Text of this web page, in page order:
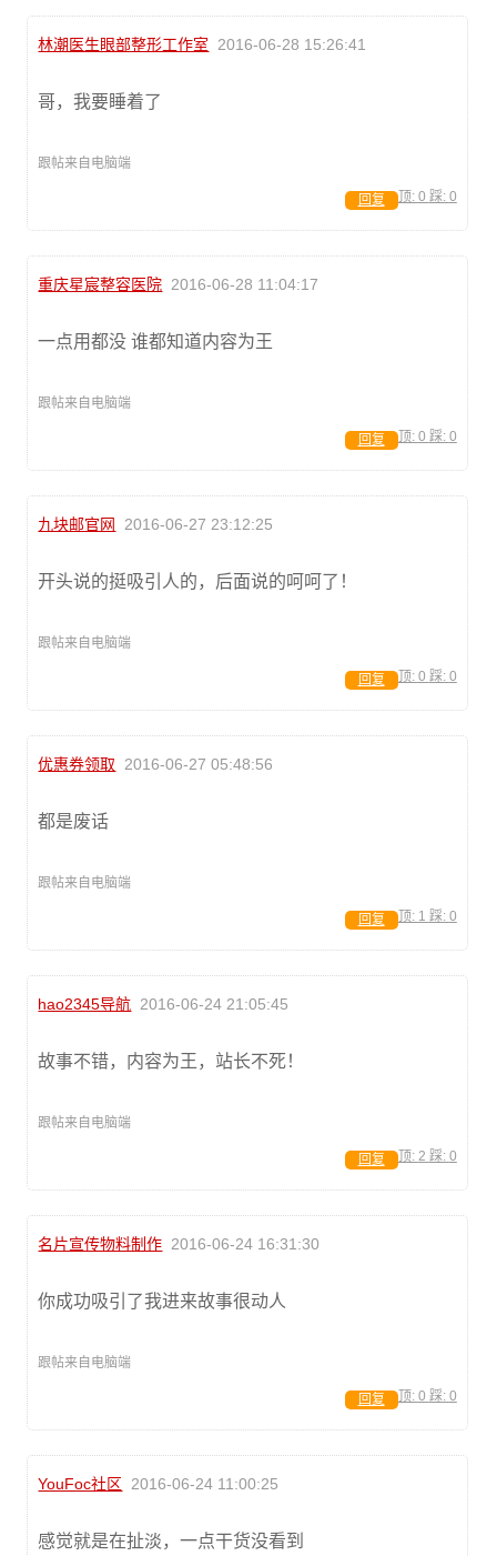
林潮医生眼部整形工作室 2016-06-28 15:26:41
哥，我要睡着了
跟帖来自电脑端
顶: 0 踩: 0
回复
重庆星宸整容医院 2016-06-28 11:04:17
一点用都没 谁都知道内容为王
跟帖来自电脑端
顶: 0 踩: 0
回复
九块邮官网 2016-06-27 23:12:25
开头说的挺吸引人的，后面说的呵呵了！
跟帖来自电脑端
顶: 0 踩: 0
回复
优惠券领取 2016-06-27 05:48:56
都是废话
跟帖来自电脑端
顶: 1 踩: 0
回复
hao2345导航 2016-06-24 21:05:45
故事不错，内容为王，站长不死！
跟帖来自电脑端
顶: 2 踩: 0
回复
名片宣传物料制作 2016-06-24 16:31:30
你成功吸引了我进来故事很动人
跟帖来自电脑端
顶: 0 踩: 0
回复
YouFoc社区 2016-06-24 11:00:25
感觉就是在扯淡，一点干货没看到